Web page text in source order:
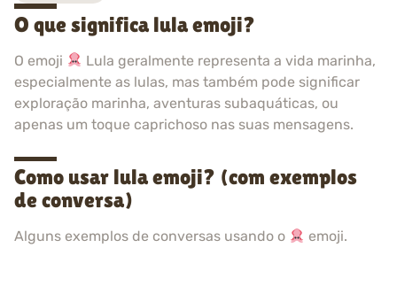
O que significa lula emoji?
O emoji
Lula geralmente representa a vida marinha,
especialmente as lulas, mas também pode significar
exploração marinha, aventuras subaquáticas, ou
apenas um toque caprichoso nas suas mensagens.
Como usar lula emoji? (com exemplos
de conversa)
Alguns exemplos de conversas usando o emoji.